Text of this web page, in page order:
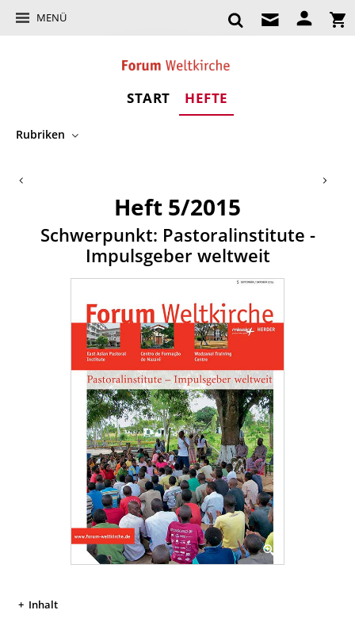
MENÜ
START HEFTE
Rubriken
Heft 5/2015
:
Schwerpunkt: Pastoralinstitute -
Impulsgeber weltweit
Inhalt